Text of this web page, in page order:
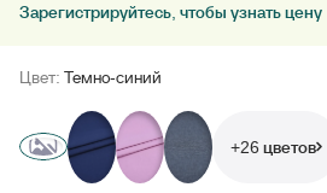
Зарегистрируйтесь, чтобы узнать цену
Цвет: Темно-синий
+26 цветов